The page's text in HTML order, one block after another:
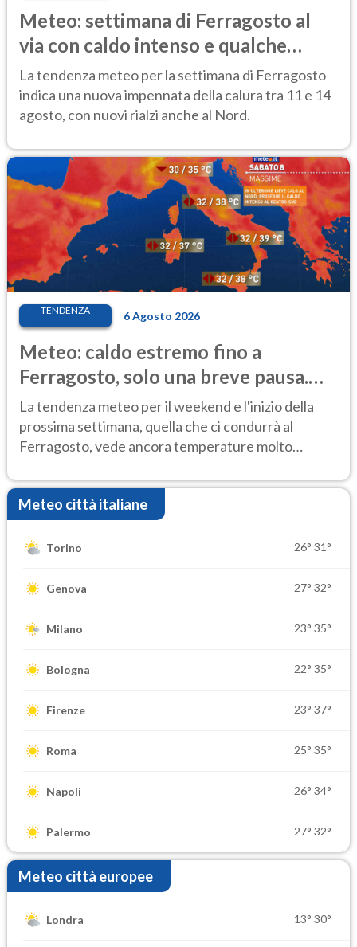
Meteo: settimana di Ferragosto al
via con caldo intenso e qualche
temporale
La tendenza meteo per la settimana di Ferragosto
indica una nuova impennata della calura tra 11 e 14
agosto, con nuovi rialzi anche al Nord.
TENDENZA 6 Agosto 2026
Meteo: caldo estremo fino a
Ferragosto, solo una breve pausa.
Ecco dove
La tendenza meteo per il weekend e l'inizio della
prossima settimana, quella che ci condurrà al
Ferragosto, vede ancora temperature molto
Meteo città italiane
Torino 26° 31°
Genova 27° 32°
Milano 23° 35°
Bologna 22° 35°
Firenze 23° 37°
Roma 25° 35°
Napoli 26° 34°
Palermo 27° 32°
Meteo città europee
Londra 13° 30°